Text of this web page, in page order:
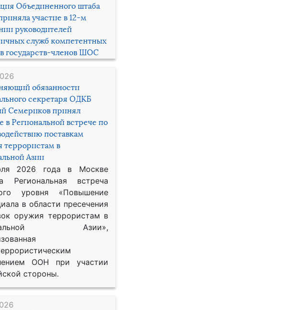
Объединенного штаба
участие в 12-м
руководителей
служб компетентных
государств-членов ШОС
обязанности
секретаря ОДКБ
Семериков принял
в Региональной встрече по
поставкам
террористам в
Азии
2026 года в Москве
Региональная встреча
уровня «Повышение
в области пресечения
оружия террористам в
Азии»,
ООН при участии
стороны.